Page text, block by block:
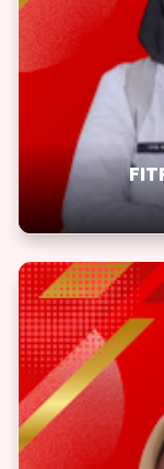
Setiap kesulitan
HENI